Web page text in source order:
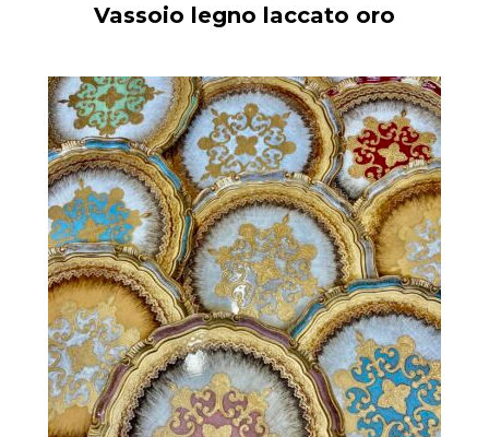
Vassoio legno laccato oro